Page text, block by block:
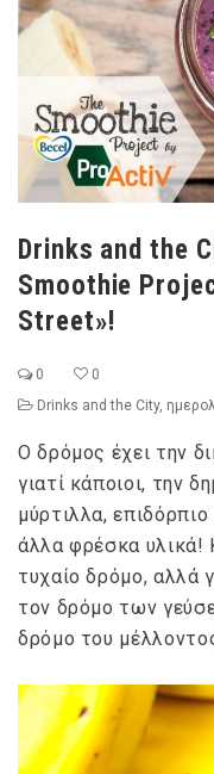
Drinks and the
Smoothie
Street»!
0
0
Drinks and the City,
Ο δρόμος έχει την
γιατί κάποιοι, την
μύρτιλλα,
άλλα φρέσκα υλικά!
τυχαίο δρόμο, αλλά
τον δρόμο των
δρόμο του